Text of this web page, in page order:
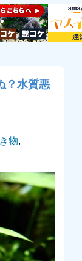
？水質悪
物,